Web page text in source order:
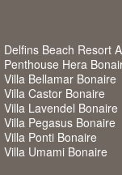
Delfins Beach Resort
Penthouse Hera
Villa Bellamar Bonaire
Villa Castor Bonaire
Villa Lavendel Bonaire
Villa Pegasus Bonaire
Villa Ponti Bonaire
Villa Umami Bonaire